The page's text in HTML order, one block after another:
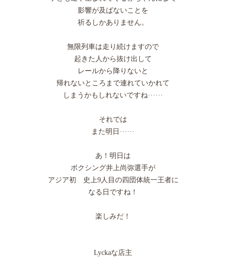
影響が及ばないことを
祈るしかありません。
無限列車は走り続けますので
起きた人から抜け出して
レールから降りないと
帰れないところまで連れていかれて
しまうかもしれないですね······
それでは
また明日······
あ！明日は
ボクシング井上尚弥選手が
アジア初 史上9人目の四団体統一王者に
なる日ですね！
楽しみだ！
Lyckaな店主